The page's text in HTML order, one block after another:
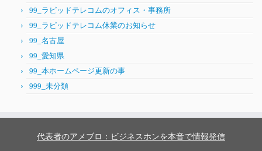
99_ラピッドテレコムのオフィス・事務所
99_ラピッドテレコム休業のお知らせ
99_名古屋
99_愛知県
99_本ホームページ更新の事
999_未分類
代表者のアメブロ：ビジネスホンを本音で情報発信